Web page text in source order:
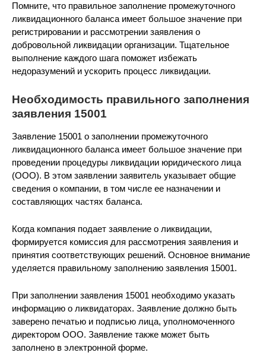
Помните, что правильное заполнение промежуточного
ликвидационного баланса имеет большое значение при
регистрировании и рассмотрении заявления о
добровольной ликвидации организации. Тщательное
выполнение каждого шага поможет избежать
недоразумений и ускорить процесс ликвидации.
Необходимость правильного заполнения
заявления 15001
Заявление 15001 о заполнении промежуточного
ликвидационного баланса имеет большое значение при
проведении процедуры ликвидации юридического лица
(ООО). В этом заявлении заявитель указывает общие
сведения о компании, в том числе ее назначении и
составляющих частях баланса.
Когда компания подает заявление о ликвидации,
формируется комиссия для рассмотрения заявления и
принятия соответствующих решений. Основное внимание
уделяется правильному заполнению заявления 15001.
При заполнении заявления 15001 необходимо указать
информацию о ликвидаторах. Заявление должно быть
заверено печатью и подписью лица, уполномоченного
директором ООО. Заявление также может быть
заполнено в электронной форме.